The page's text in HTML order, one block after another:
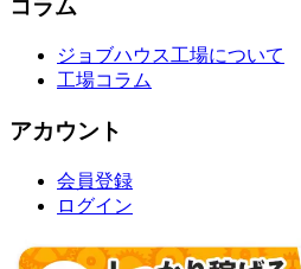
コラム
ジョブハウス工場について
工場コラム
アカウント
会員登録
ログイン